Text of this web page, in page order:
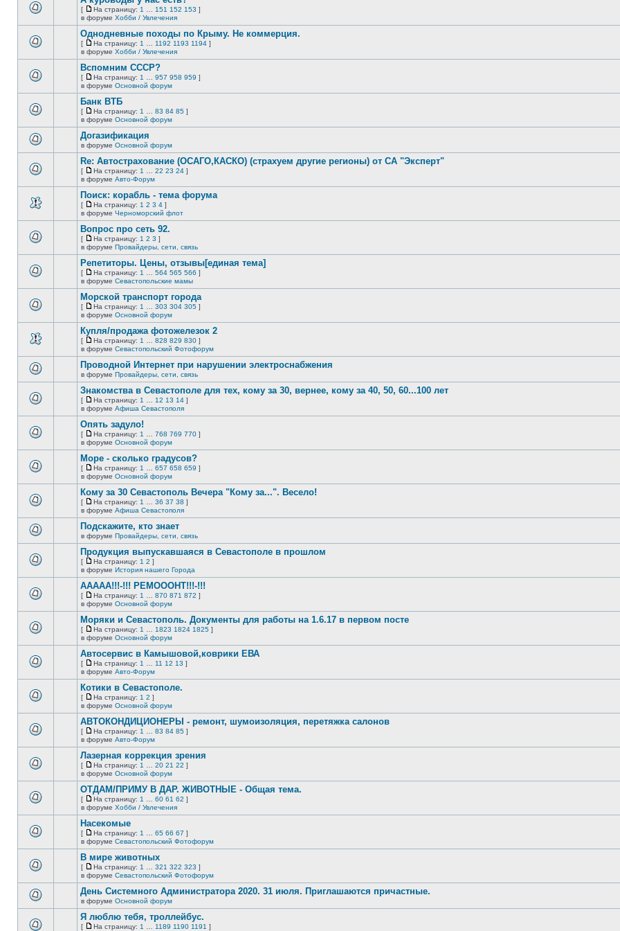
непрочитанных
сообщений.
этой
непрочитанных
сообщений.
[
На
страницу
На страницу: 1 151 152 153 ]
в форуме Хобби / Увлечения
этой
непрочитанных
сообщений.
Однодневные походы по Крыму. Не коммерция.
[
На
страницу
На страницу: 1 1192 1193 1194 ]
в форуме Хобби / Увлечения
этой
непрочитанных
сообщений.
Вспомним СССР?
[
На
страницу
На страницу: 1 957 958 959 ]
в форуме Основной форум
этой
непрочитанных
сообщений.
Банк ВТБ
[
На
страницу
На страницу: 1 83 84 85 ]
в форуме Основной форум
непрочитанных
сообщений.
Догазификация
в форуме Основной форум
этой
непрочитанных
сообщений.
Re: Автострахование (ОСАГО,КАСКО) (страхуем другие регионы) от СА "Эксперт"
[
На
страницу
На страницу: 1 22 23 24 ]
в форуме Авто-Форум
этой
непрочитанных
сообщений.
Поиск: корабль - тема форума
[
На
страницу
На страницу: 1 2 3 4 ]
в форуме Черноморский флот
этой
непрочитанных
сообщений.
Вопрос про сеть 92.
[
На
страницу
На страницу: 1 2 3 ]
в форуме Провайдеры, сети, связь
этой
непрочитанных
сообщений.
Репетиторы. Цены, отзывы[единая тема]
[
На
страницу
На страницу: 1 564 565 566 ]
в форуме Севастопольские мамы
этой
непрочитанных
сообщений.
Морской транспорт города
[
На
страницу
На страницу: 1 303 304 305 ]
в форуме Основной форум
этой
непрочитанных
сообщений.
Купля/продажа фотожелезок 2
[
На
страницу
На страницу: 1 828 829 830 ]
в форуме Севастопольский Фотофорум
непрочитанных
сообщений.
Проводной Интернет при нарушении электроснабжения
в форуме Провайдеры, сети, связь
этой
непрочитанных
сообщений.
Знакомства в Севастополе для тех, кому за 30, вернее, кому за 40, 50, 60...100 лет
[
На
страницу
На страницу: 1 12 13 14 ]
в форуме Афиша Севастополя
этой
непрочитанных
сообщений.
Опять задуло!
[
На
страницу
На страницу: 1 768 769 770 ]
в форуме Основной форум
этой
непрочитанных
сообщений.
Море - сколько градусов?
[
На
страницу
На страницу: 1 657 658 659 ]
в форуме Основной форум
этой
непрочитанных
сообщений.
Кому за 30 Севастополь Вечера "Кому за...". Весело!
[
На
страницу
На страницу: 1 36 37 38 ]
в форуме Афиша Севастополя
непрочитанных
сообщений.
Подскажите, кто знает
в форуме Провайдеры, сети, связь
этой
непрочитанных
сообщений.
Продукция выпускавшаяся в Севастополе в прошлом
[
На
страницу
На страницу: 1 2 ]
в форуме История нашего Города
этой
непрочитанных
ААААА!!!-!!! РЕМОООНТ!!!-!!!
[
На
страницу
На страницу: 1 870 871 872 ]
в форуме Основной форум
этой
непрочитанных
сообщений.
Моряки и Севастополь. Документы для работы на 1.6.17 в первом посте
[
На
страницу
На страницу: 1 1823 1824 1825 ]
в форуме Основной форум
этой
непрочитанных
Автосервис в Камышовой,коврики ЕВА
[
На
страницу
На страницу: 1 11 12 13 ]
в форуме Авто-Форум
этой
непрочитанных
сообщений.
Котики в Севастополе.
[
На
страницу
На страницу: 1 2 ]
в форуме Основной форум
этой
непрочитанных
сообщений.
АВТОКОНДИЦИОНЕРЫ - ремонт, шумоизоляция, перетяжка салонов
[
На
страницу
На страницу: 1 83 84 85 ]
в форуме Авто-Форум
этой
непрочитанных
сообщений.
Лазерная коррекция зрения
[
На
страницу
На страницу: 1 20 21 22 ]
в форуме Основной форум
этой
непрочитанных
сообщений.
ОТДАМ/ПРИМУ В ДАР. ЖИВОТНЫЕ - Общая тема.
[
На
страницу
На страницу: 1 60 61 62 ]
в форуме Хобби / Увлечения
этой
непрочитанных
сообщений.
Насекомые
[
На
страницу
На страницу: 1 65 66 67 ]
в форуме Севастопольский Фотофорум
этой
непрочитанных
сообщений.
В мире животных
[
На
страницу
На страницу: 1 321 322 323 ]
в форуме Севастопольский Фотофорум
День Системного Администратора 2020. 31 июля. Приглашаются причастные.
в форуме Основной форум
Я люблю тебя, троллейбус.
[
На страницу: 1 1189 1190 1191 ]